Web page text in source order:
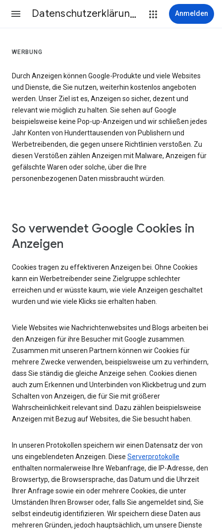
Datenschutzerklärung & Nutzungsbedingungen Anmelden
WERBUNG
Durch Anzeigen können Google-Produkte und viele Websites
und Dienste, die Sie nutzen, weiterhin kostenlos angeboten
werden. Unser Ziel ist es, Anzeigen so sicher, dezent und
relevant wie möglich zu halten. Sie sehen auf Google
beispielsweise keine Pop-up-Anzeigen und wir schließen jedes
Jahr Konten von Hunderttausenden von Publishern und
Werbetreibenden, die gegen unsere Richtlinien verstoßen. Zu
diesen Verstößen zählen Anzeigen mit Malware, Anzeigen für
gefälschte Waren oder solche, über die Ihre
personenbezogenen Daten missbraucht würden.
So verwendet Google Cookies in
Anzeigen
Cookies tragen zu effektiveren Anzeigen bei. Ohne Cookies
kann ein Werbetreibender seine Zielgruppe schlechter
erreichen und er wüsste kaum, wie viele Anzeigen geschaltet
wurden und wie viele Klicks sie erhalten haben.
Viele Websites wie Nachrichtenwebsites und Blogs arbeiten bei
den Anzeigen für ihre Besucher mit Google zusammen.
Zusammen mit unseren Partnern können wir Cookies für
mehrere Zwecke verwenden, beispielsweise um zu verhindern,
dass Sie ständig die gleiche Anzeige sehen. Cookies dienen
auch zum Erkennen und Unterbinden von Klickbetrug und zum
Schalten von Anzeigen, die für Sie mit größerer
Wahrscheinlichkeit relevant sind. Dazu zählen beispielsweise
Anzeigen mit Bezug auf Websites, die Sie besucht haben.
In unseren Protokollen speichern wir einen Datensatz der von
uns eingeblendeten Anzeigen. Diese Serverprotokolle
enthalten normalerweise Ihre Webanfrage, die IP-Adresse, den
Browsertyp, die Browsersprache, das Datum und die Uhrzeit
Ihrer Anfrage sowie ein oder mehrere Cookies, die unter
Umständen Ihren Browser oder, falls Sie angemeldet sind, Sie
selbst eindeutig identifizieren. Wir speichern diese Daten aus
mehreren Gründen, jedoch hauptsächlich, um unsere Dienste